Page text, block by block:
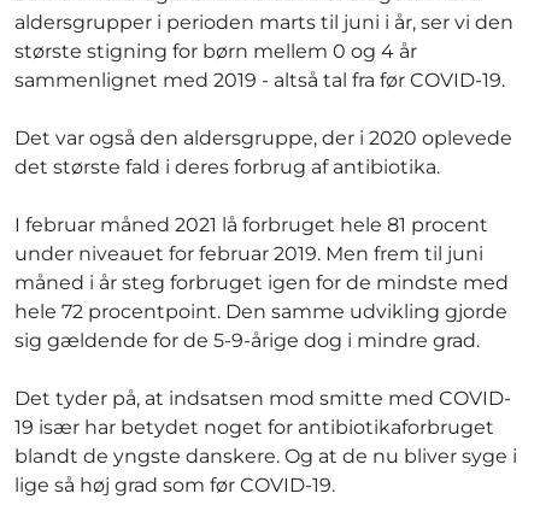
aldersgrupper i perioden marts til juni i år, ser vi den
største stigning for børn mellem 0 og 4 år
sammenlignet med 2019 - altså tal fra før COVID-19.
Det var også den aldersgruppe, der i 2020 oplevede
det største fald i deres forbrug af antibiotika.
I februar måned 2021 lå forbruget hele 81 procent
under niveauet for februar 2019. Men frem til juni
måned i år steg forbruget igen for de mindste med
hele 72 procentpoint. Den samme udvikling gjorde
sig gældende for de 5-9-årige dog i mindre grad.
Det tyder på, at indsatsen mod smitte med COVID-
19 især har betydet noget for antibiotikaforbruget
blandt de yngste danskere. Og at de nu bliver syge i
lige så høj grad som før COVID-19.